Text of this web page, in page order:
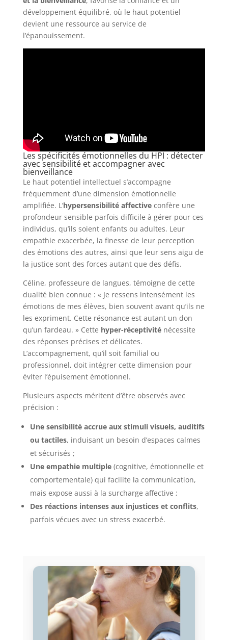
développement équilibré, où le haut potentiel
devient une ressource au service de
l’épanouissement.
Les spécificités émotionnelles du HPI : détecter
avec sensibilité et accompagner avec
bienveillance
Le haut potentiel intellectuel s’accompagne
fréquemment d’une dimension émotionnelle
amplifiée. L’hypersensibilité affectiveconfère une
profondeur sensible parfois difficile à gérer pour ces
individus, qu’ils soient enfants ou adultes. Leur
empathie exacerbée, la finesse de leur perception
des émotions des autres, ainsi que leur sens aigu de
la justice sont des forces autant que des défis.
Céline, professeure de langues, témoigne de cette
dualité bien connue : « Je ressens intensément les
émotions de mes élèves, bien souvent avant qu’ils ne
les expriment. Cette résonance est autant un don
qu’un fardeau. » Cette hyper-réceptiviténécessite
des réponses précises et délicates.
L’accompagnement, qu’il soit familial ou
professionnel, doit intégrer cette dimension pour
éviter l’épuisement émotionnel.
Plusieurs aspects méritent d’être observés avec
précision :
Une sensibilité accrue aux stimuli visuels, auditifs
ou tactiles, induisant un besoin d’espaces calmes
et sécurisés ;
Une empathie multiple(cognitive, émotionnelle et
comportementale) qui facilite la communication,
mais expose aussi à la surcharge affective ;
Des réactions intenses aux injustices et conflits,
parfois vécues avec un stress exacerbé.